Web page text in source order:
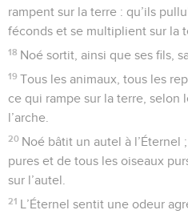
rampent sur la terre : qu’ils
féconds et se multiplient sur la
18 Noé sortit, ainsi que ses fils,
19 Tous les animaux, tous les
ce qui rampe sur la terre, selon
l’arche.
20 Noé bâtit un autel à
pures et de tous les oiseaux
sur l’autel.
21 L’Éternel sentit une odeur